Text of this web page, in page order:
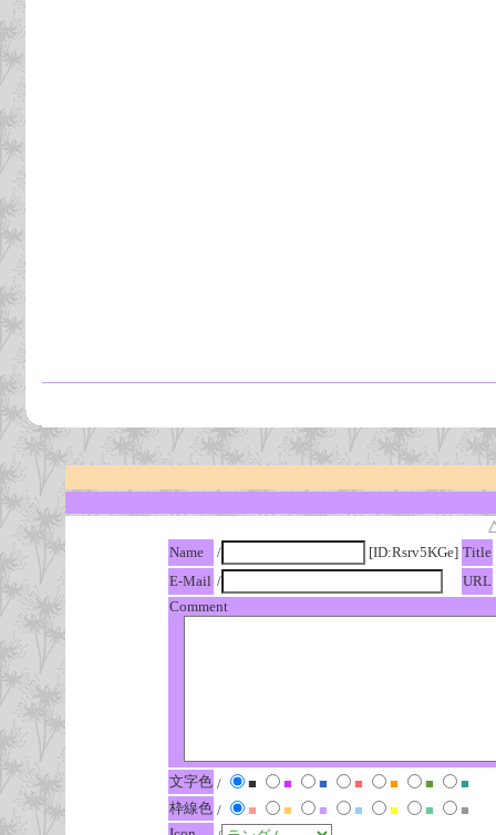
Name
/ [ID:Rsrv5KGe] Title
E-Mail /
URL
Comment
文字色 / ■ ■ ■ ■ ■ ■
■
枠線色 / ■ ■ ■ ■ ■ ■
■